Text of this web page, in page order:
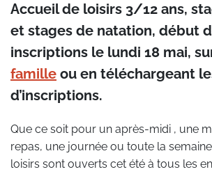
Accueil de loisirs 3/12 ans,
et stages de natation, début
inscriptions le lundi 18 mai,
famille ou en téléchargeant
d’inscriptions.
Que ce soit pour un après-midi , une
repas, une journée ou toute la
loisirs sont ouverts cet été à tous les